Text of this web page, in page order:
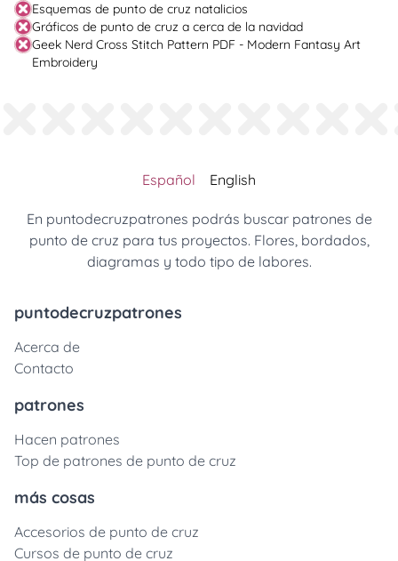
Esquemas de punto de cruz natalicios
Gráficos de punto de cruz a cerca de la navidad
Geek Nerd Cross Stitch Pattern PDF - Modern Fantasy Art
Embroidery
Español English
En puntodecruzpatrones podrás buscar patrones de
punto de cruz para tus proyectos. Flores, bordados,
diagramas y todo tipo de labores.
puntodecruzpatrones
Acerca de
Contacto
patrones
Hacen patrones
Top de patrones de punto de cruz
más cosas
Accesorios de punto de cruz
Cursos de punto de cruz